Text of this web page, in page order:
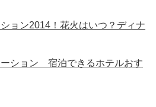
ョン2014！花火はいつ？ディナ
ション 宿泊できるホテルおす